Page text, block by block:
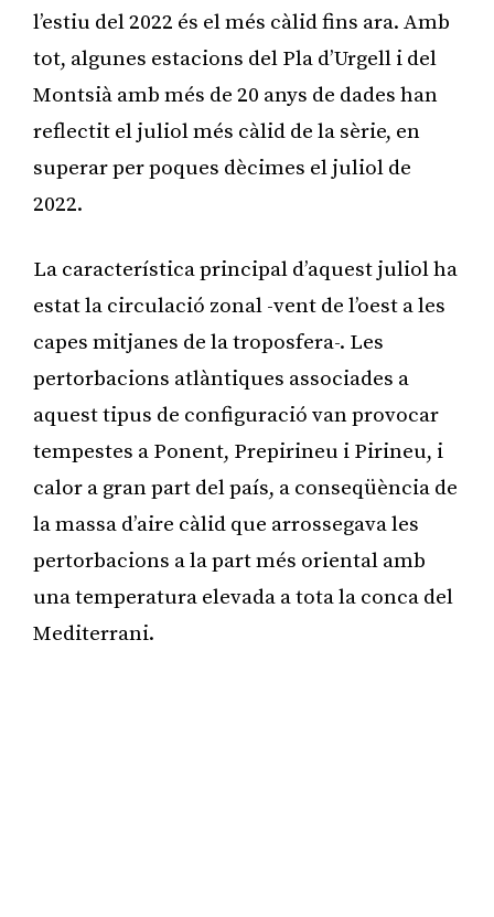
l’estiu del 2022 és el més càlid fins ara. Amb
tot, algunes estacions del Pla d’Urgell i del
Montsià amb més de 20 anys de dades han
reflectit el juliol més càlid de la sèrie, en
superar per poques dècimes el juliol de
2022.
La característica principal d’aquest juliol ha
estat la circulació zonal -vent de l’oest a les
capes mitjanes de la troposfera-. Les
pertorbacions atlàntiques associades a
aquest tipus de configuració van provocar
tempestes a Ponent, Prepirineu i Pirineu, i
calor a gran part del país, a conseqüència de
la massa d’aire càlid que arrossegava les
pertorbacions a la part més oriental amb
una temperatura elevada a tota la conca del
Mediterrani.